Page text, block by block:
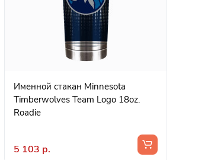
Именной стакан Minnesota
Timberwolves Team Logo 18oz.
Roadie
5 103 р.